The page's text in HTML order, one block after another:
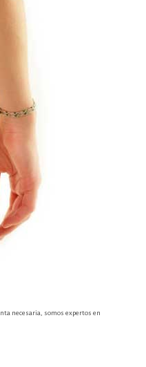
necesaria, somos expertos en